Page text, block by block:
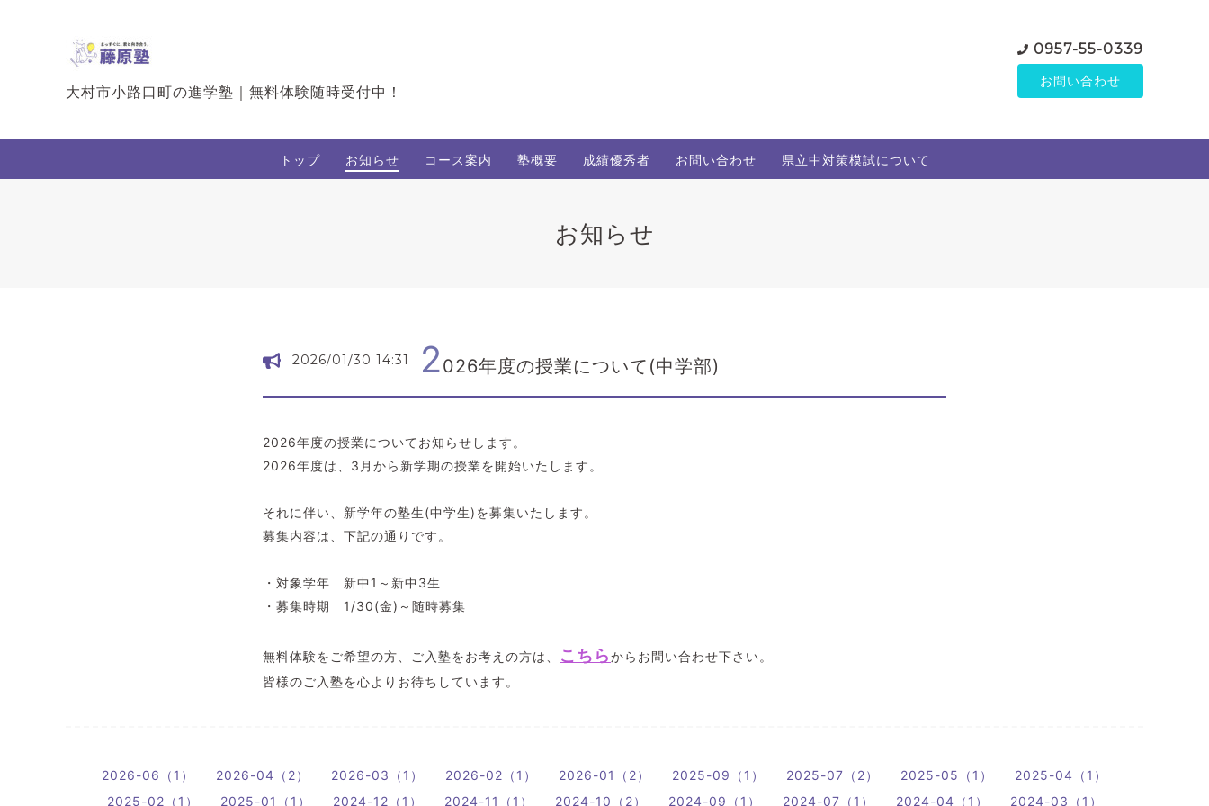
大村市小路口町の進学塾｜無料体験随時受付中！
0957-55-0339
お問い合わせ
トップ お知らせ コース案内 塾概要 成績優秀者 お問い合わせ 県立中対策模試について
お知らせ
2026/01/30 14:31 2026年度の授業について(中学部)
2026年度の授業についてお知らせします。
2026年度は、3月から新学期の授業を開始いたします。
それに伴い、新学年の塾生(中学生)を募集いたします。
募集内容は、下記の通りです。
・対象学年 新中1～新中3生
・募集時期 1/30(金)～随時募集
無料体験をご希望の方、ご入塾をお考えの方は、 こちらからお問い合わせ下さい。
皆様のご入塾を心よりお待ちしています。
2026-06（1） 2026-04（2） 2026-03（1） 2026-02（1） 2026-01（2） 2025-09（1） 2025-07（2） 2025-05（1）
2025-04（1）
2025-02（1）
2025-01（1） 2024-12（1） 2024-11（1） 2024-10（2） 2024-09（1） 2024-07（1） 2024-04（1） 2024-03（1）